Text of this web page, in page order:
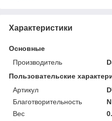
Характеристики
Основные
Производитель
Пользовательские
Артикул
Благотворительность
N
Вес